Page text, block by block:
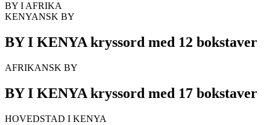
BY I AFRIKA
KENYANSK BY
BY I KENYA kryssord med 12 bokstaver
AFRIKANSK BY
BY I KENYA kryssord med 17 bokstaver
HOVEDSTAD I KENYA